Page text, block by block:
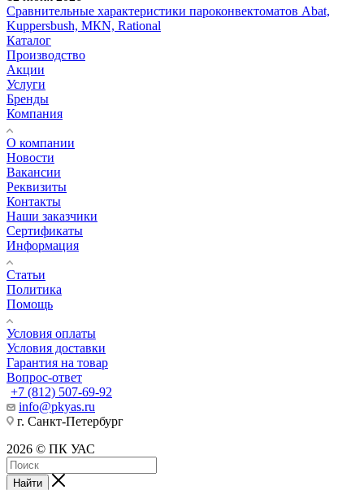
Сравнительные характеристики пароконвектоматов Abat,
Kuppersbush, МКN, Rational
Каталог
Производство
Акции
Услуги
Бренды
Компания
О компании
Новости
Вакансии
Реквизиты
Контакты
Наши заказчики
Сертификаты
Информация
Статьи
Политика
Помощь
Условия оплаты
Условия доставки
Гарантия на товар
Вопрос-ответ
+7 (812) 507-69-92
info@pkyas.ru
г. Санкт-Петербург
2026 © ПК УАС
Найти